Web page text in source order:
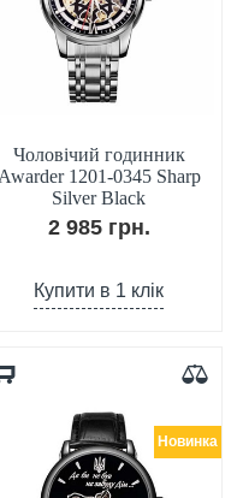
Чоловічий годинник
Awarder 1201-0345 Sharp
Silver Black
2 985 грн.
Купити в 1 клік
Новинка